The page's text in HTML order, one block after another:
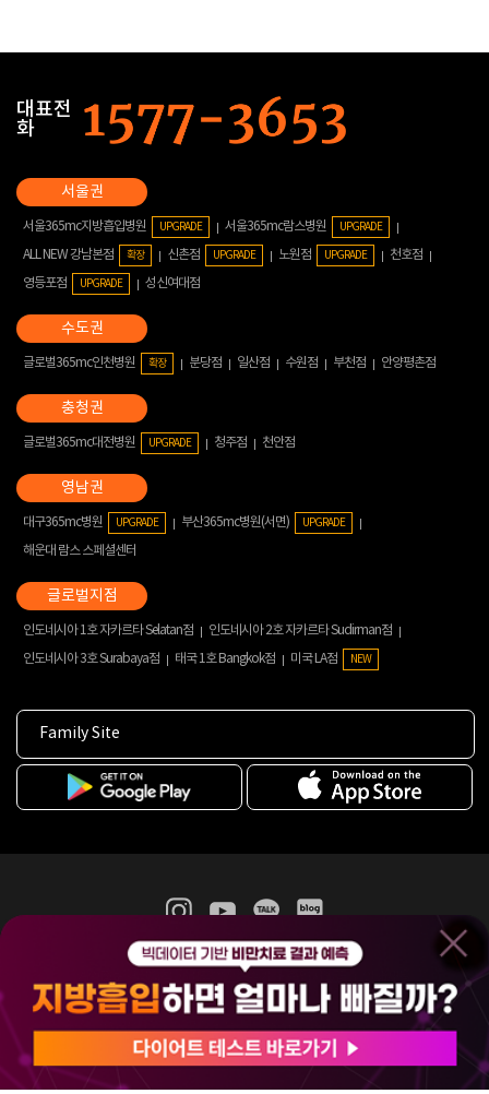
대표전
화
서울365mc지방흡입병원 UPGRADE 서울365mc람스병원 UPGRADE
ALL NEW 강남본점 확장 신촌점 UPGRADE 노원점 UPGRADE
천호점
영등포점
UPGRADE 성신여대점
글로벌365mc인천병원 확장 분당점 일산점 수원점 부천점 안양평촌점
글로벌365mc대전병원 UPGRADE 청주점 천안점
대구365mc병원 UPGRADE 부산365mc병원(서면) UPGRADE
해운대 람스 스페셜센터
인도네시아 1호 자카르타 Selatan점
인도네시아 2호 자카르타 Sudirman점
인도네시아 3호 Surabaya점
태국 1호 Bangkok점 미국 LA점 NEW
Family Site
365mc 병·의원 이용약관
홈페이지 이용약관
비급여진료수가
(주)365mcㅣ서울특별시 서초구 서초대로52길 7, 3~4층(서초동, 제일빌딩)
120-87-04354ㅣ김남철
COPYRIGHT(C) 2025 365mc. ALL RIGHTS RESERVED.